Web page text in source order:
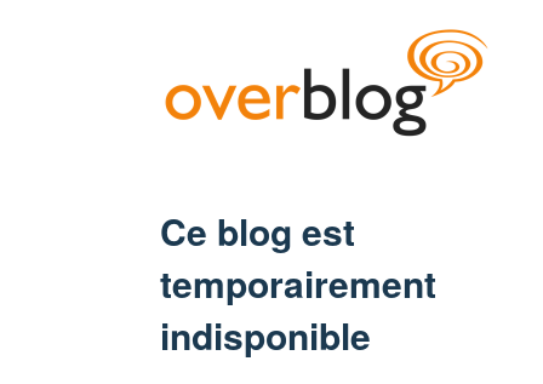
Ce blog est
temporairement
indisponible